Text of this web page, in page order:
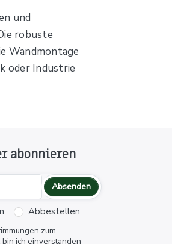
und
robuste
Wandmontage
oder Industrie
abonnieren
Absenden
Abbestellen
zum
bin ich einverstanden